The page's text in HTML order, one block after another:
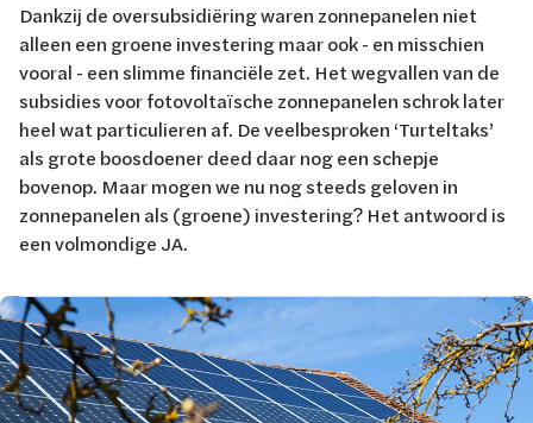
Dankzij de oversubsidiëring waren zonnepanelen niet
alleen een groene investering maar ook - en misschien
vooral - een slimme financiële zet. Het wegvallen van de
subsidies voor fotovoltaïsche zonnepanelen schrok later
heel wat particulieren af. De veelbesproken ‘Turteltaks’
als grote boosdoener deed daar nog een schepje
bovenop. Maar mogen we nu nog steeds geloven in
zonnepanelen als (groene) investering? Het antwoord is
een volmondige JA.
Afbeelding